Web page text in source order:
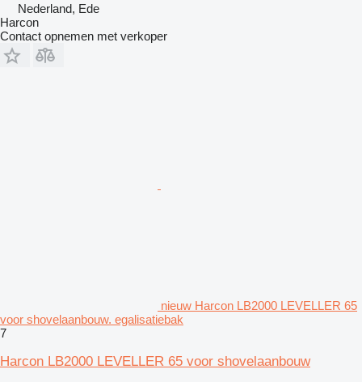
Nederland, Ede
Harcon
Contact opnemen met verkoper
nieuw Harcon LB2000 LEVELLER 65
voor shovelaanbouw. egalisatiebak
7
Harcon LB2000 LEVELLER 65 voor shovelaanbouw